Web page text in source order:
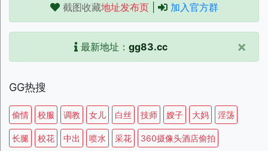
截图收藏地址发布页| 加入官方群
最新地址： gg83.cc ×
GG热搜
偷情 校服 调教 女儿 白丝 技师 嫂子 大妈 淫荡
长腿 校花 中出 喷水 采花 360摄像头酒店偷拍